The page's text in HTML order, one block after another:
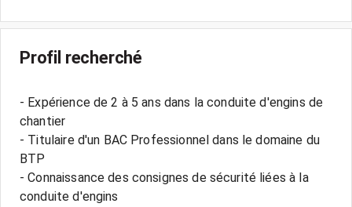
Profil recherché
- Expérience de 2 à 5 ans dans la conduite d'engins de
chantier
- Titulaire d'un BAC Professionnel dans le domaine du
BTP
- Connaissance des consignes de sécurité liées à la
conduite d'engins